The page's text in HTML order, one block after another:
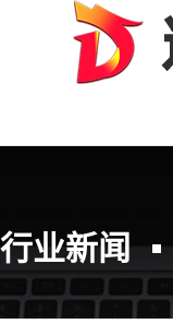
行业新闻